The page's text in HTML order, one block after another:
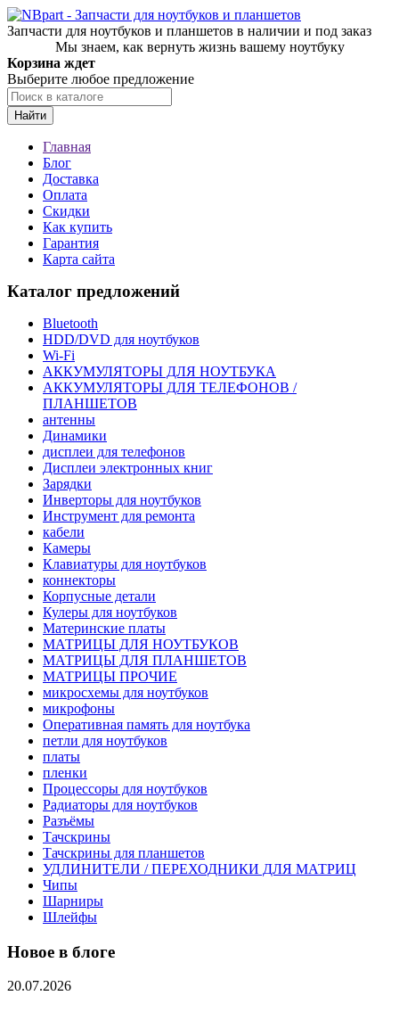
Запчасти для ноутбуков и планшетов в наличии и под заказ
Мы знаем, как вернуть жизнь вашему ноутбуку
Корзина ждет
Выберите любое предложение
Найти
Главная
Блог
Доставка
Оплата
Скидки
Как купить
Гарантия
Карта сайта
Каталог предложений
Bluetooth
HDD/DVD для ноутбуков
Wi-Fi
АККУМУЛЯТОРЫ ДЛЯ НОУТБУКА
АККУМУЛЯТОРЫ ДЛЯ ТЕЛЕФОНОВ /
ПЛАНШЕТОВ
антенны
Динамики
дисплеи для телефонов
Дисплеи электронных книг
Зарядки
Инверторы для ноутбуков
Инструмент для ремонта
кабели
Камеры
Клавиатуры для ноутбуков
коннекторы
Корпусные детали
Кулеры для ноутбуков
Материнские платы
МАТРИЦЫ ДЛЯ НОУТБУКОВ
МАТРИЦЫ ДЛЯ ПЛАНШЕТОВ
МАТРИЦЫ ПРОЧИЕ
микросхемы для ноутбуков
микрофоны
Оперативная память для ноутбука
петли для ноутбуков
платы
пленки
Процессоры для ноутбуков
Радиаторы для ноутбуков
Разъёмы
Тачскрины
Тачскрины для планшетов
УДЛИНИТЕЛИ / ПЕРЕХОДНИКИ ДЛЯ МАТРИЦ
Чипы
Шарниры
Шлейфы
Новое в блоге
20.07.2026